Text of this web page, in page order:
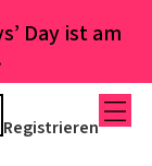
Day ist am
Registrieren